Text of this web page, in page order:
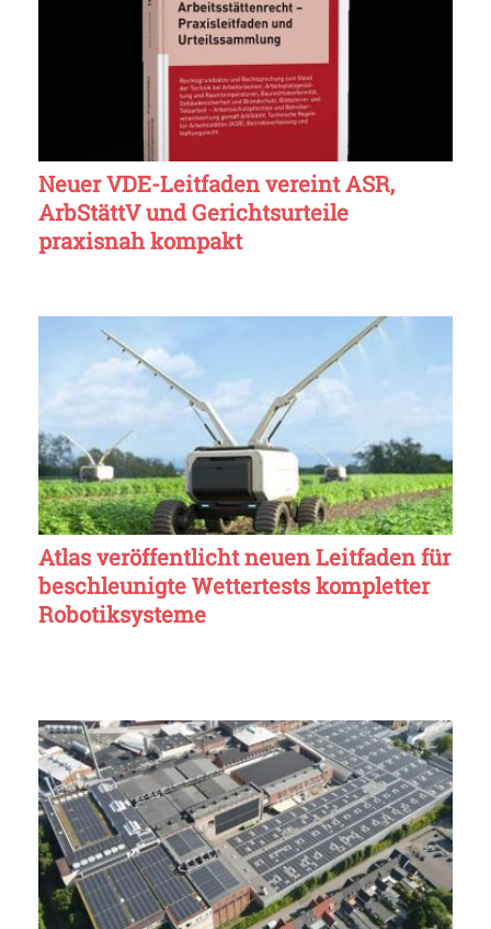
Neuer VDE-Leitfaden vereint ASR,
ArbStättV und Gerichtsurteile
praxisnah kompakt
Atlas veröffentlicht neuen Leitfaden für
beschleunigte Wettertests kompletter
Robotiksysteme